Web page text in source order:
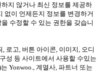
지 않거나 최신 정보를 제공하
없이 언제든지 정보를 변경하거
수정할 수 있는 권한을 갖습니
로고, 버튼 아이콘, 이미지, 오디
성 등 사이트에서 사용할 수있는
Yonwoo., 계열사, 파트너 또는